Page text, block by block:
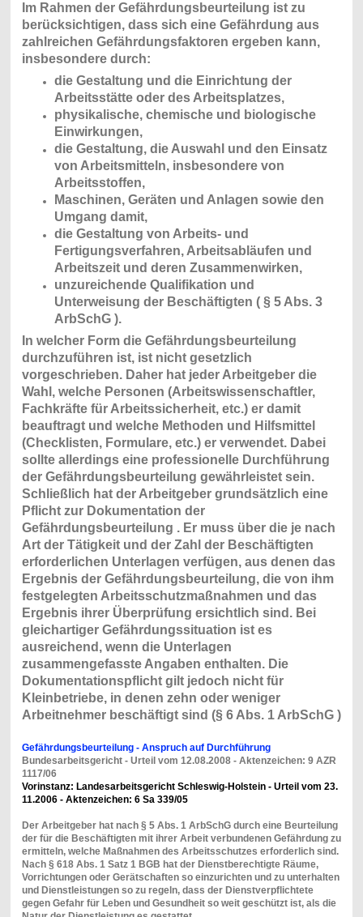
Im Rahmen der Gefährdungsbeurteilung ist zu
berücksichtigen, dass sich eine Gefährdung aus
zahlreichen Gefährdungsfaktoren ergeben kann,
insbesondere durch:
die Gestaltung und die Einrichtung der
Arbeitsstätte oder des Arbeitsplatzes,
physikalische, chemische und biologische
Einwirkungen,
die Gestaltung, die Auswahl und den Einsatz
von Arbeitsmitteln, insbesondere von
Arbeitsstoffen,
Maschinen, Geräten und Anlagen sowie den
Umgang damit,
die Gestaltung von Arbeits- und
Fertigungsverfahren, Arbeitsabläufen und
Arbeitszeit und deren Zusammenwirken,
unzureichende Qualifikation und
Unterweisung der Beschäftigten ( § 5 Abs. 3
ArbSchG ).
In welcher Form die Gefährdungsbeurteilung
durchzuführen ist, ist nicht gesetzlich
vorgeschrieben. Daher hat jeder Arbeitgeber die
Wahl, welche Personen (Arbeitswissenschaftler,
Fachkräfte für Arbeitssicherheit, etc.) er damit
beauftragt und welche Methoden und Hilfsmittel
(Checklisten, Formulare, etc.) er verwendet. Dabei
sollte allerdings eine professionelle Durchführung
der Gefährdungsbeurteilung gewährleistet sein.
Schließlich hat der Arbeitgeber grundsätzlich eine
Pflicht zur Dokumentation der
Gefährdungsbeurteilung . Er muss über die je nach
Art der Tätigkeit und der Zahl der Beschäftigten
erforderlichen Unterlagen verfügen, aus denen das
Ergebnis der Gefährdungsbeurteilung, die von ihm
festgelegten Arbeitsschutzmaßnahmen und das
Ergebnis ihrer Überprüfung ersichtlich sind. Bei
gleichartiger Gefährdungssituation ist es
ausreichend, wenn die Unterlagen
zusammengefasste Angaben enthalten. Die
Dokumentationspflicht gilt jedoch nicht für
Kleinbetriebe, in denen zehn oder weniger
Arbeitnehmer beschäftigt sind (§ 6 Abs. 1 ArbSchG )
Gefährdungsbeurteilung - Anspruch auf Durchführung
Bundesarbeitsgericht - Urteil vom 12.08.2008 - Aktenzeichen: 9 AZR
1117/06
Vorinstanz: Landesarbeitsgericht Schleswig-Holstein - Urteil vom 23.
11.2006 - Aktenzeichen: 6 Sa 339/05
Der Arbeitgeber hat nach § 5 Abs. 1 ArbSchG durch eine Beurteilung
der für die Beschäftigten mit ihrer Arbeit verbundenen Gefährdung zu
ermitteln, welche Maßnahmen des Arbeitsschutzes erforderlich sind.
Nach § 618 Abs. 1 Satz 1 BGB hat der Dienstberechtigte Räume,
Vorrichtungen oder Gerätschaften so einzurichten und zu unterhalten
und Dienstleistungen so zu regeln, dass der Dienstverpflichtete
gegen Gefahr für Leben und Gesundheit so weit geschützt ist, als die